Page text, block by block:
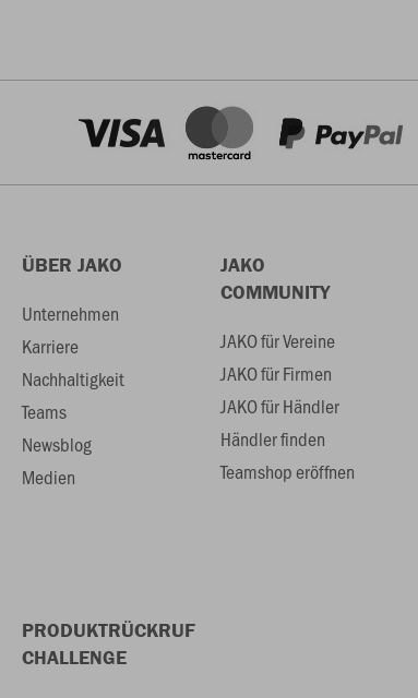
ÜBER JAKO
Unternehmen
Karriere
Nachhaltigkeit
Teams
Newsblog
Medien
JAKO
COMMUNITY
JAKO für Vereine
JAKO für Firmen
JAKO für Händler
Händler finden
Teamshop eröffnen
PRODUKTRÜCKRUF
CHALLENGE